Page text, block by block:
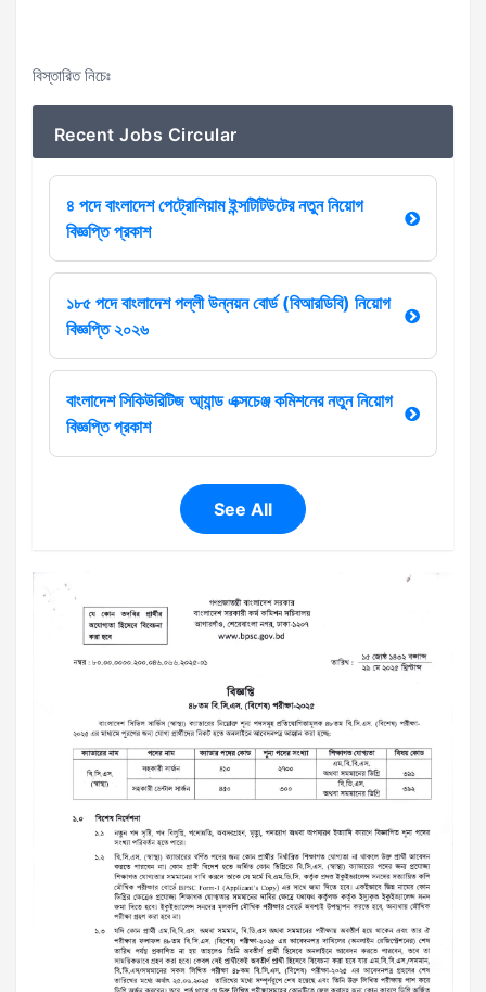
বিস্তারিত নিচেঃ
Recent Jobs Circular
৪ পদে বাংলাদেশ পেট্রোলিয়াম ইন্সটিটিউটের নতুন নিয়োগ
বিজ্ঞপ্তি প্রকাশ
১৮৫ পদে বাংলাদেশ পল্লী উন্নয়ন বোর্ড (বিআরডিবি) নিয়োগ
বিজ্ঞপ্তি ২০২৬
বাংলাদেশ সিকিউরিটিজ আ্যান্ড এক্সচেঞ্জ কমিশনের নতুন নিয়োগ
বিজ্ঞপ্তি প্রকাশ
See All